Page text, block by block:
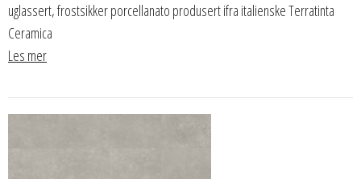
uglassert, frostsikker porcellanato produsert ifra italienske Terratinta
Ceramica
Les mer